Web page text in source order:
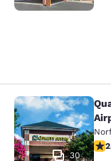
Quality
30